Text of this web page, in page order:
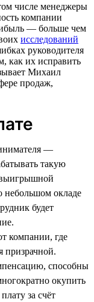
числе менеджеры
компании
— больше чем
исследований
руководителя
как их исправить
Михаил
продаж,
—
такую
выигрышной
небольшом окладе
будет
компании, где
призрачной.
способны
окупить
за счёт